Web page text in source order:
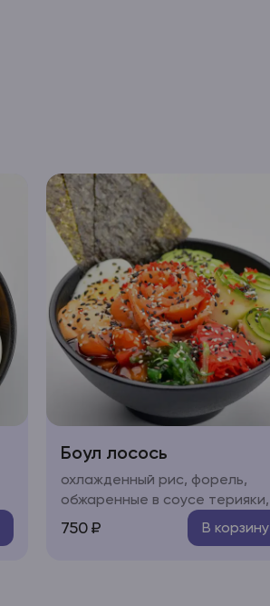
Боул лосось
охлажденный рис, форель,
обжаренные в соусе терияки,
свежие овощи (огурец,
авокадо, черри), яйцо,
750₽ В корзину